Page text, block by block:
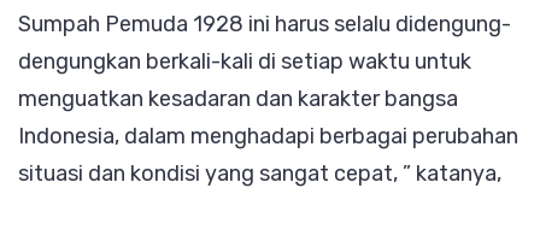
Sumpah Pemuda 1928 ini harus selalu didengung-
dengungkan berkali-kali di setiap waktu untuk
menguatkan kesadaran dan karakter bangsa
Indonesia, dalam menghadapi berbagai perubahan
situasi dan kondisi yang sangat cepat, ” katanya,